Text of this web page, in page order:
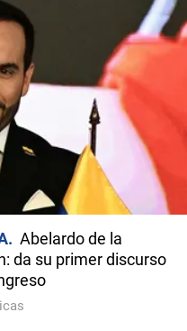
Abelardo de la
da su primer discurso